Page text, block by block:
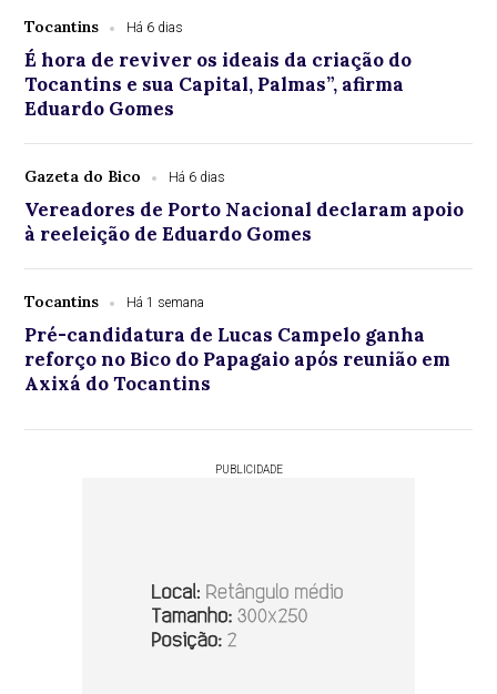
Tocantins Há 6 dias
É hora de reviver os ideais da criação do
Tocantins e sua Capital, Palmas”, afirma
Eduardo Gomes
Gazeta do Bico Há 6 dias
Vereadores de Porto Nacional declaram apoio
à reeleição de Eduardo Gomes
Tocantins Há 1 semana
Pré-candidatura de Lucas Campelo ganha
reforço no Bico do Papagaio após reunião em
Axixá do Tocantins
PUBLICIDADE